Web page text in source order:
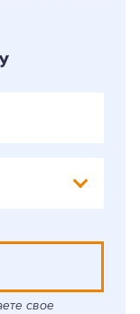
свое